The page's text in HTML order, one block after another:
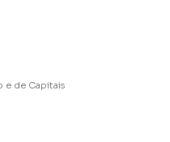
e de Capitais